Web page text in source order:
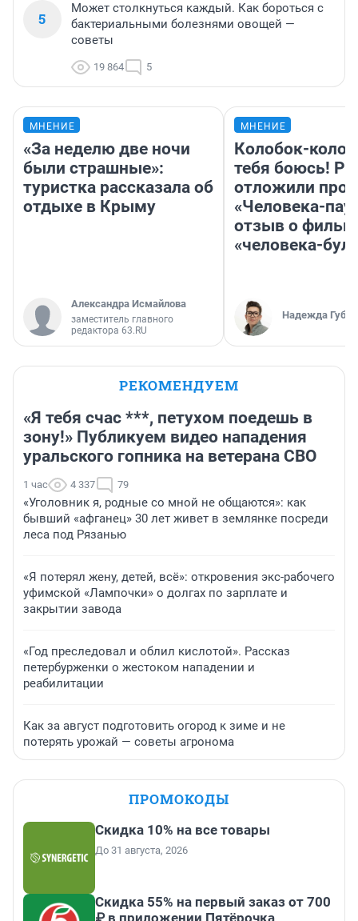
5
Может столкнуться каждый. Как бороться с
бактериальными болезнями овощей —
советы
19 864 5
МНЕНИЕ
«За неделю две ночи
были страшные»:
туристка рассказала об
отдыхе в Крыму
Александра Исмайлова
заместитель главного
редактора 63.RU
МНЕНИЕ
Колобок-
тебя боюсь!
отложили
«Человека-
отзыв о
«человека-
Надежда
РЕКОМЕНДУЕМ
«Я тебя счас ***, петухом поедешь в
зону!» Публикуем видео нападения
уральского гопника на ветерана СВО
1 час 4 337 79
«Уголовник я, родные со мной не общаются»: как
бывший «афганец» 30 лет живет в землянке посреди
леса под Рязанью
«Я потерял жену, детей, всё»: откровения экс-рабочего
уфимской «Лампочки» о долгах по зарплате и
закрытии завода
«Год преследовал и облил кислотой». Рассказ
петербурженки о жестоком нападении и
реабилитации
Как за август подготовить огород к зиме и не
потерять урожай — советы агронома
ПРОМОКОДЫ
Скидка 10% на все товары
До 31 августа, 2026
Скидка 55% на первый заказ от 700